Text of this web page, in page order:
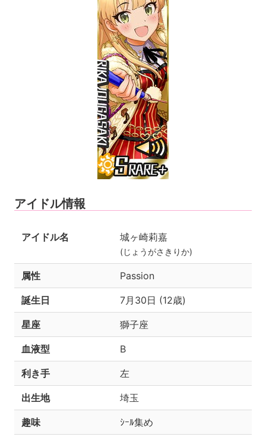
アイドル情報
アイドル名 城ヶ崎莉嘉
(じょうがさきりか)
属性 Passion
誕生日 7月30日 (12歳)
星座 獅子座
血液型 B
利き手 左
出生地 埼玉
趣味 ｼｰﾙ集め